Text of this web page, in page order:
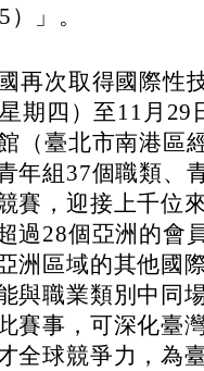
」。
再次取得國際性
期四）至11月29
（臺北市南港區
年組37個職類、
賽，迎接上千位
過28個亞洲的會
洲區域的其他國
與職業類別中同
賽事，可深化臺
全球競爭力，為